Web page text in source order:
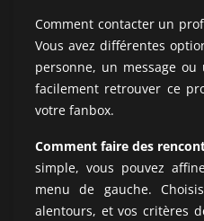
Comment contacter un
Vous avez différentes
personne, un message
facilement retrouver ce
votre fanbox.
Comment faire des
simple, vous pouvez
menu de gauche.
alentours, et vos critères